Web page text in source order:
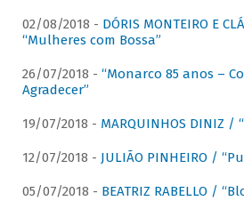
02/08/2018 - DÓRIS MONTEIRO E
“Mulheres com Bossa”
26/07/2018 - “Monarco 85 anos –
Agradecer”
19/07/2018 - MARQUINHOS DINIZ /
12/07/2018 - JULIÃO PINHEIRO /
05/07/2018 - BEATRIZ RABELLO /